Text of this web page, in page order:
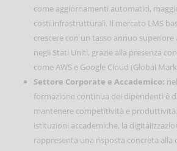
come aggiornamenti automatici,
costi infrastrutturali. Il mercato LMS
crescere con un tasso annuo superiore
negli Stati Uniti, grazie alla presenza
come AWS e Google Cloud (Global
Settore Corporate e Accademico:
formazione continua dei dipendenti è
mantenere competitività e
istituzioni accademiche, la
rappresenta una risposta concreta